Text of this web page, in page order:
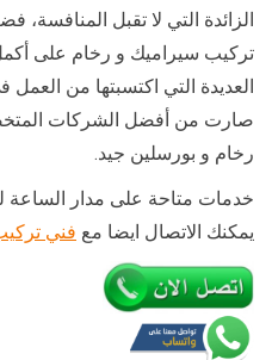
الزائدة التي لا تقبل المنافسة،
تركيب سيراميك و رخام على
العديدة التي اكتسبتها من
صارت من أفضل الشركات
رخام و بورسلين جيد.
خدمات متاحة على مدار الساعة
يمكنك الاتصال ايضا مع فني